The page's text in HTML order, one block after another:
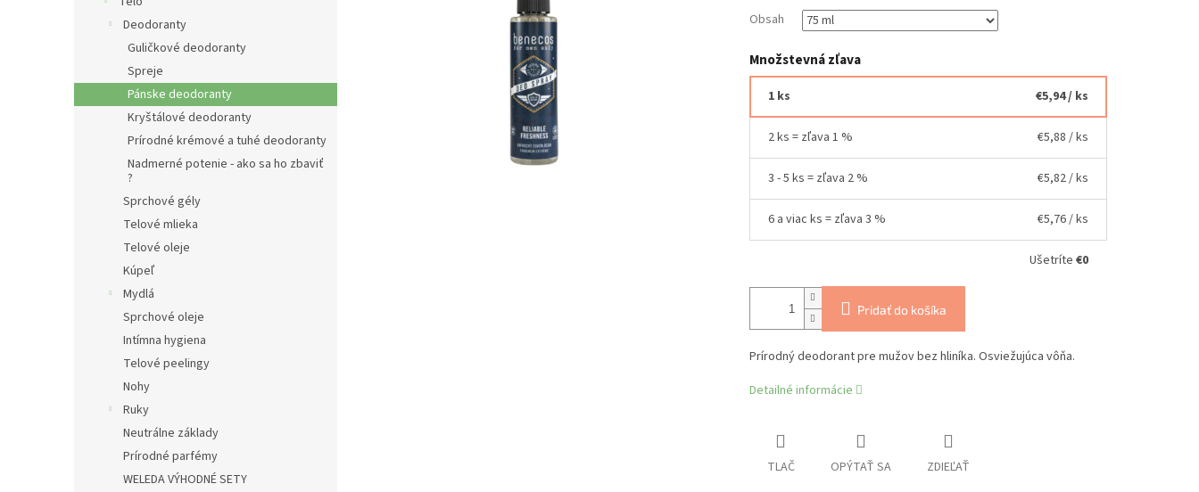
Deodoranty
Guličkové deodoranty
Spreje
Pánske deodoranty
Kryštálové deodoranty
Prírodné krémové a tuhé deodoranty
Nadmerné potenie - ako sa ho zbaviť
?
Sprchové gély
Telové mlieka
Telové oleje
Kúpeľ
Mydlá
Sprchové oleje
Intímna hygiena
Telové peelingy
Nohy
Ruky
Neutrálne základy
Prírodné parfémy
WELEDA VÝHODNÉ SETY
Obsah
Množstevná zľava
1 ks €5,94/ ks
2 ks = zľava 1 % €5,88 / ks
3 - 5 ks = zľava 2 % €5,82/ ks
6 a viac ks = zľava 3 % €5,76/ ks
Ušetríte €0
Pridať do košíka
Prírodný deodorant pre mužov bez hliníka. Osviežujúca vôňa.
Detailné informácie
TLAČ OPÝTAŤ SA ZDIEĽAŤ